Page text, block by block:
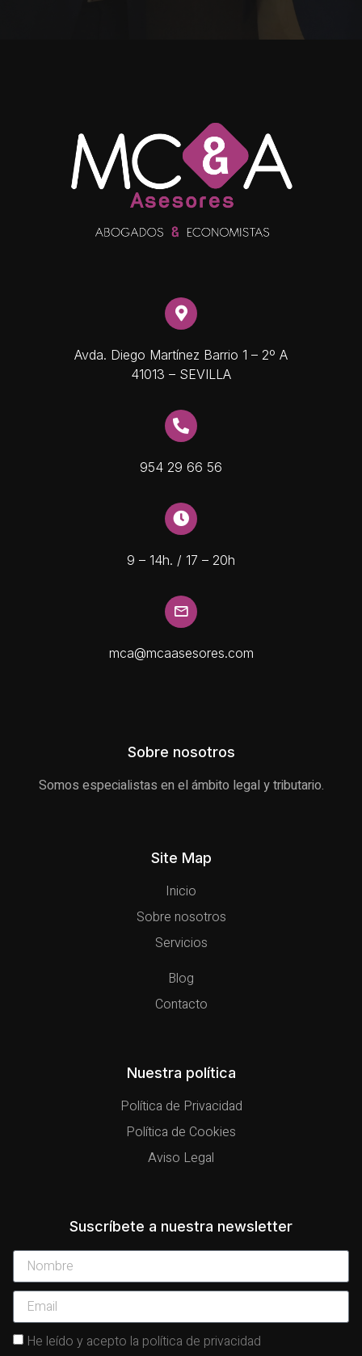
Avda. Diego Martínez Barrio 1 – 2º A
41013 – SEVILLA
954 29 66 56
9 – 14h. / 17 – 20h
mca@mcaasesores.com
Sobre nosotros
Somos especialistas en el ámbito legal y tributario.
Site Map
Inicio
Sobre nosotros
Servicios
Blog
Contacto
Nuestra política
Política de Privacidad
Política de Cookies
Aviso Legal
Suscríbete a nuestra newsletter
He leído y acepto la política de privacidad